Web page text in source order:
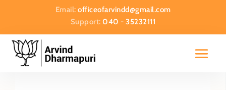
Email: officeofarvindd@gmail.com
Support:040 - 35232111